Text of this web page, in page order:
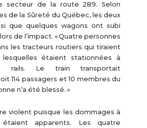
secteur de la route 289. Selon
de la Sûreté du Québec, les deux
que quelques wagons ont subi
de l’impact. « Quatre personnes
les tracteurs routiers qui tiraient
lesquelles étaient stationnées à
rails. Le train transportait
114 passagers et 10 membres du
n’a été blessé. »
violent puisque les dommages à
apparents. Les quatre